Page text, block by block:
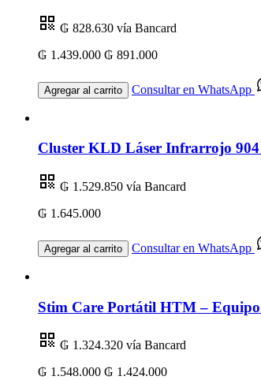
₲ 828.630 vía Bancard
₲ 1.439.000 ₲ 891.000
Agregar al carrito Consultar en WhatsApp
Cluster KLD Láser Infrarrojo
₲ 1.529.850 vía Bancard
₲ 1.645.000
Agregar al carrito Consultar en WhatsApp
Stim Care Portátil HTM –
₲ 1.324.320 vía Bancard
₲ 1.548.000 ₲ 1.424.000